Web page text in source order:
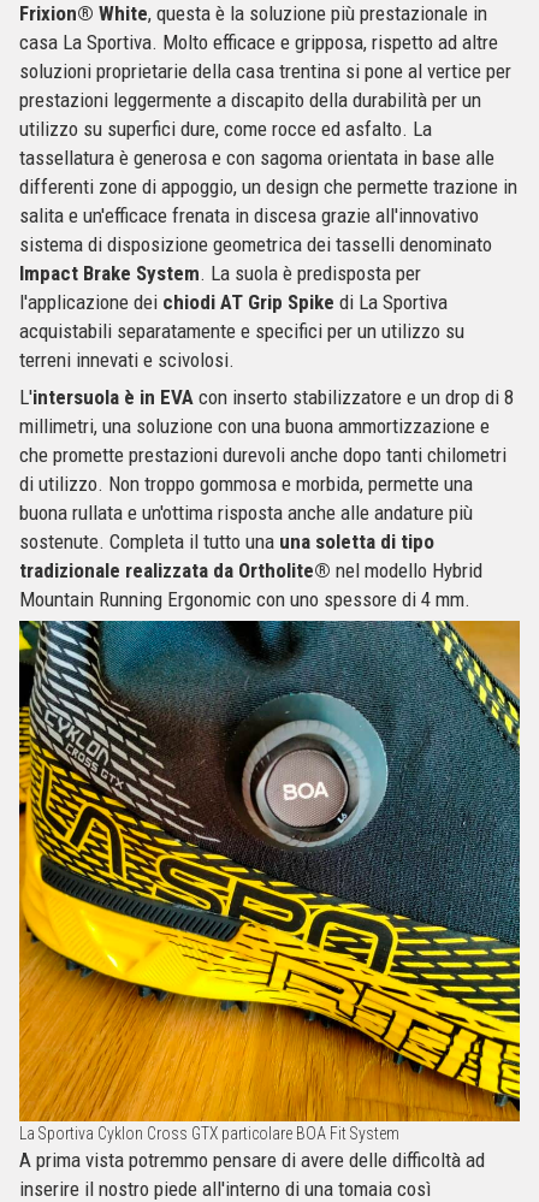
Frixion® White, questa è la soluzione più prestazionale in
casa La Sportiva. Molto efficace e gripposa, rispetto ad altre
soluzioni proprietarie della casa trentina si pone al vertice per
prestazioni leggermente a discapito della durabilità per un
utilizzo su superfici dure, come rocce ed asfalto. La
tassellatura è generosa e con sagoma orientata in base alle
differenti zone di appoggio, un design che permette trazione in
salita e un'efficace frenata in discesa grazie all'innovativo
sistema di disposizione geometrica dei tasselli denominato
Impact Brake System. La suola è predisposta per
l'applicazione dei chiodi AT Grip Spike di La Sportiva
acquistabili separatamente e specifici per un utilizzo su
terreni innevati e scivolosi.
L'intersuola è in EVA con inserto stabilizzatore e un drop di 8
millimetri, una soluzione con una buona ammortizzazione e
che promette prestazioni durevoli anche dopo tanti chilometri
di utilizzo. Non troppo gommosa e morbida, permette una
buona rullata e un'ottima risposta anche alle andature più
sostenute. Completa il tutto una una soletta di tipo
tradizionale realizzata da Ortholite® nel modello Hybrid
Mountain Running Ergonomic con uno spessore di 4 mm.
La Sportiva Cyklon Cross GTX particolare BOA Fit System
A prima vista potremmo pensare di avere delle difficoltà ad
inserire il nostro piede all'interno di una tomaia così